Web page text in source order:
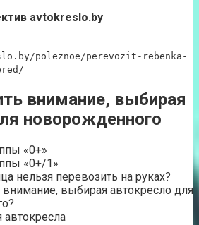
avtokreslo.by
poleznoe/perevozit-rebenka-
внимание, выбирая
новорожденного
«0+»
«0+/1»
нельзя перевозить на руках?
внимание, выбирая автокресло для
автокресла